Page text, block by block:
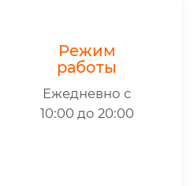
Режим
работы
Ежедневно с
10:00 до 20:00